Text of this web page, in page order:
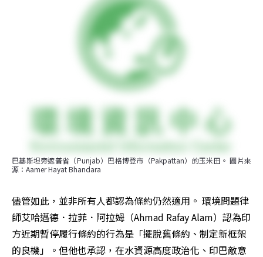
巴基斯坦旁遮普省（Punjab）巴格博登市（Pakpattan）的玉米田。 圖片來
源：Aamer Hayat Bhandara
儘管如此，並非所有人都認為條約仍然適用。 環境問題律
師艾哈邁德．拉菲．阿拉姆（Ahmad Rafay Alam）認為印
方近期暫停履行條約的行為是「擺脫舊條約、制定新框架
的良機」。但他也承認，在水資源高度政治化、印巴敵意